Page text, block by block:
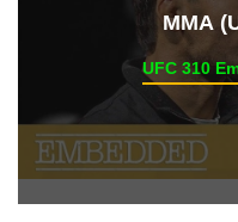
ММА
UFC 310